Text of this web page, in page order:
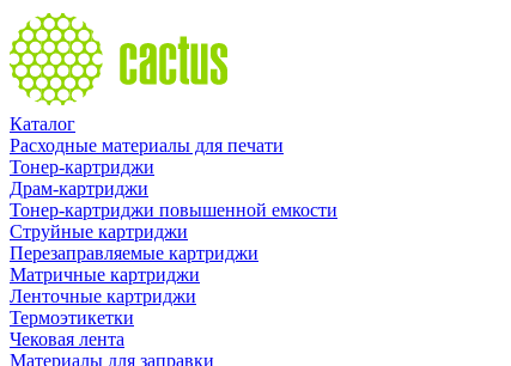
Каталог
Расходные материалы для печати
Тонер-картриджи
Драм-картриджи
Тонер-картриджи повышенной емкости
Струйные картриджи
Перезаправляемые картриджи
Матричные картриджи
Ленточные картриджи
Термоэтикетки
Чековая лента
Материалы для заправки